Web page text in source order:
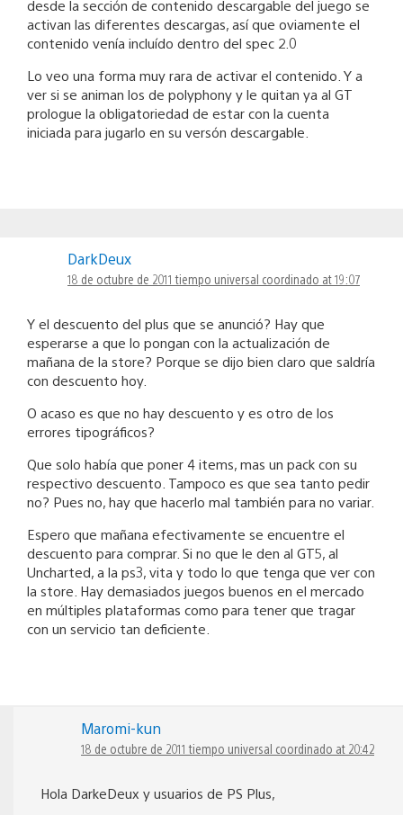
desde la sección de contenido descargable del juego se
activan las diferentes descargas, así que oviamente el
contenido venía incluído dentro del spec 2.0
Lo veo una forma muy rara de activar el contenido. Y a
ver si se animan los de polyphony y le quitan ya al GT
prologue la obligatoriedad de estar con la cuenta
iniciada para jugarlo en su versón descargable.
DarkDeux
18 de octubre de 2011 tiempo universal coordinado at 19:07
Y el descuento del plus que se anunció? Hay que
esperarse a que lo pongan con la actualización de
mañana de la store? Porque se dijo bien claro que saldría
con descuento hoy.
O acaso es que no hay descuento y es otro de los
errores tipográficos?
Que solo había que poner 4 items, mas un pack con su
respectivo descuento. Tampoco es que sea tanto pedir
no? Pues no, hay que hacerlo mal también para no variar.
Espero que mañana efectivamente se encuentre el
descuento para comprar. Si no que le den al GT5, al
Uncharted, a la ps3, vita y todo lo que tenga que ver con
la store. Hay demasiados juegos buenos en el mercado
en múltiples plataformas como para tener que tragar
con un servicio tan deficiente.
Maromi-kun
18 de octubre de 2011 tiempo universal coordinado at 20:42
Hola DarkeDeux y usuarios de PS Plus,